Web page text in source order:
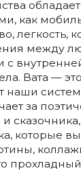
как
легкость,
между
с
Вата —
наши
за
которые